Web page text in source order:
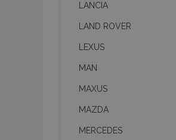
LANCIA
LAND ROVER
LEXUS
MAN
MAXUS
MAZDA
MERCEDES